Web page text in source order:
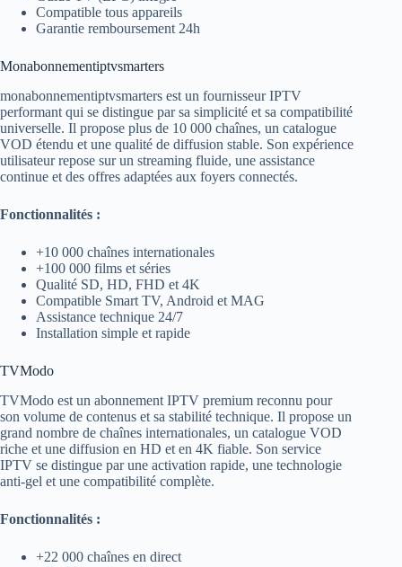
Compatible tous appareils
Garantie remboursement 24h
Monabonnementiptvsmarters
monabonnementiptvsmarters est un fournisseur IPTV
performant qui se distingue par sa simplicité et sa compatibilité
universelle. Il propose plus de 10 000 chaînes, un catalogue
VOD étendu et une qualité de diffusion stable. Son expérience
utilisateur repose sur un streaming fluide, une assistance
continue et des offres adaptées aux foyers connectés.
Fonctionnalités :
+10 000 chaînes internationales
+100 000 films et séries
Qualité SD, HD, FHD et 4K
Compatible Smart TV, Android et MAG
Assistance technique 24/7
Installation simple et rapide
TVModo
TVModo est un abonnement IPTV premium reconnu pour
son volume de contenus et sa stabilité technique. Il propose un
grand nombre de chaînes internationales, un catalogue VOD
riche et une diffusion en HD et en 4K fiable. Son service
IPTV se distingue par une activation rapide, une technologie
anti-gel et une compatibilité complète.
Fonctionnalités :
+22 000 chaînes en direct